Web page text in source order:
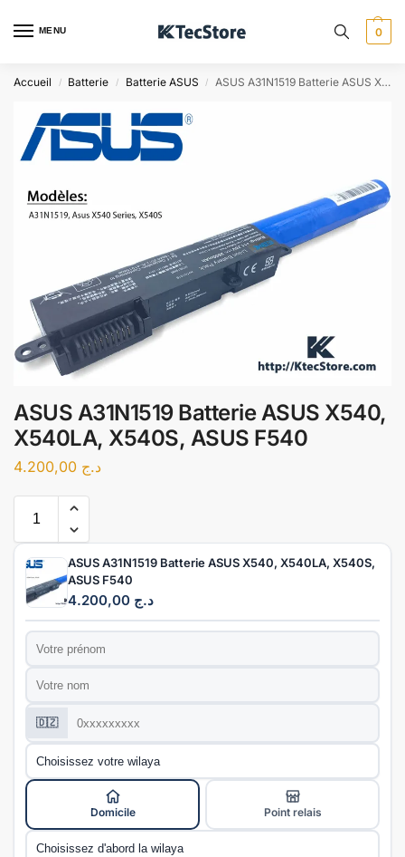
MENU 0
Accueil / Batterie / Batterie ASUS / ASUS A31N1519 Batterie ASUS X540, X540LA, X540S, ASUS F540
ASUS A31N1519 Batterie ASUS X540,
X540LA, X540S, ASUS F540
د.ج
ASUS A31N1519 Batterie ASUS X540, X540LA, X540S,
ASUS F540
د.ج 4.200,00
Prénom
Nom
Téléphone
🇩🇿
Wilaya
Mode de livraison
Domicile
Point relais
Commune